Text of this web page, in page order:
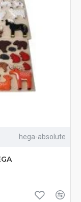
щоб дитина
Велика
початкові
дроби,
Те саме і з
до
батькам, а й
hega-absolute